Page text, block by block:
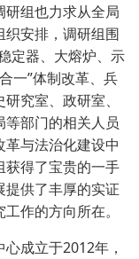
组也力求从全局
安排，调研组围
定器、大熔炉、示
一”体制改革、兵
究室、政研室、
部门的相关人员
与法治化建设中
获得了宝贵的一手
提供了丰厚的实证
作的方向所在。
成立于2012年，